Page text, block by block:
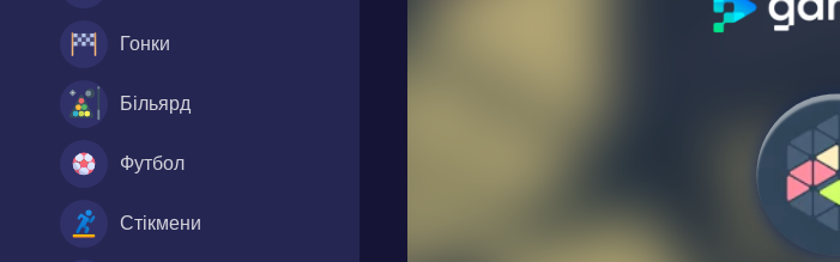
Гонки
Більярд
Футбол
Стікмени